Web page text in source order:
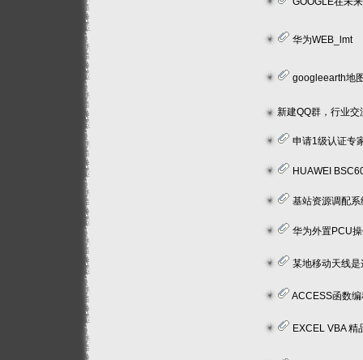
华为WEB_lmt
googleearth地图导
申请1级认证专
HUAWEI
基站资源调配
华为外置PCU
某地移动天线
ACCESS函数
EXCEL VBA 精